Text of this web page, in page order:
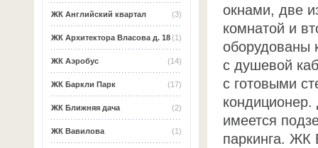
(3)
ЖК Английский квартал
(1)
ЖК Архитектора Власова д. 18
(14)
ЖК Аэробус
(17)
ЖК Баркли Парк
(2)
ЖК Ближняя дача
(1)
ЖК Вавилова
окнами, две
комнатой и
оборудованы
с душевой
с готовыми
имеется
паркинга. ЖК